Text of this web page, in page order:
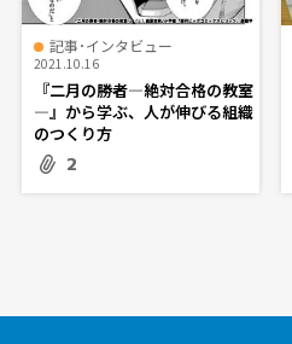
記事･インタビュー
2021.10.16
『二月の勝者―絶対合格の教室
―』から学ぶ、人が伸びる組織
のつくり方
2